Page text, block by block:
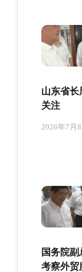
山东省长
关注
2026年7月8
国务院
考察外贸